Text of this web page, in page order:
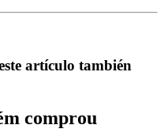
artículo también
comprou